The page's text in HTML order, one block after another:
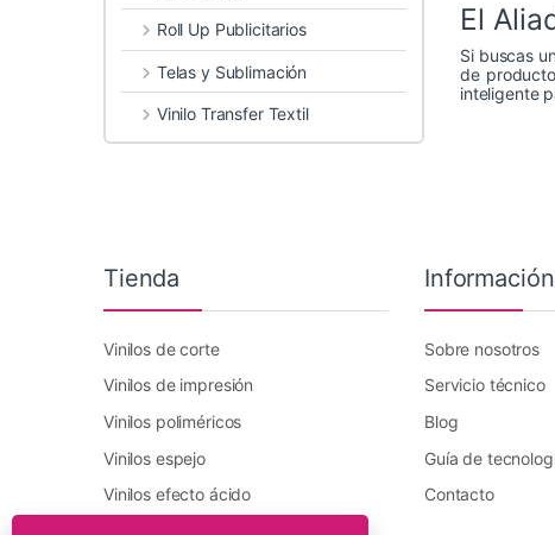
El
Si buscas
de
inteligente
Roll Up Publicitarios
Telas y Sublimación
Vinilo Transfer Textil
Tienda
Vinilos de corte
Vinilos de impresión
Vinilos poliméricos
Vinilos espejo
Vinilos efecto ácido
Información
Sobre nosotros
Servicio técnico
Blog
Guía de
Contacto